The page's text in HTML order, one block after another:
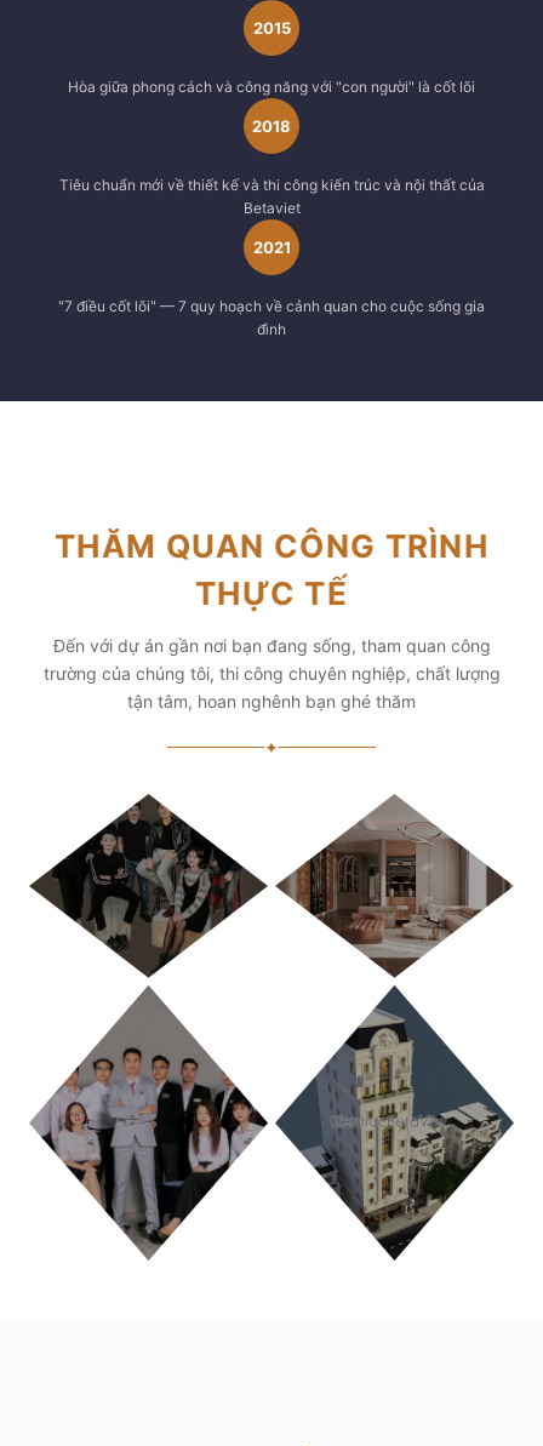
2015
Hòa giữa phong cách và công năng với "con người" là cốt lõi
2018
Tiêu chuẩn mới về thiết kế và thi công kiến trúc và nội thất của
Betaviet
2021
"7 điều cốt lõi" — 7 quy hoạch về cảnh quan cho cuộc sống gia
đình
THĂM QUAN CÔNG TRÌNH
THỰC TẾ
Đến với dự án gần nơi bạn đang sống, tham quan công
trường của chúng tôi, thi công chuyên nghiệp, chất lượng
tận tâm, hoan nghênh bạn ghé thăm
✦
TP. HỒ CHÍ MINH